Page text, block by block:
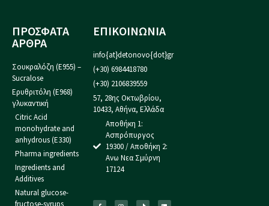
ΠΡΟΣΦΑΤΑ
ΑΡΘΡΑ
Σουκραλόζη (Ε955) –
Sucralose
Ερυθριτόλη (Ε968)
γλυκαντική
Citric Acid
monohydrate and
anhydrous (E330)
Pharma ingredients
Ingredients and
Additives
Natural glucose-
fructose-syrups
ΕΠΙΚΟΙΝΩΝΙΑ
info{at}detonovo{dot}gr
(+30) 6984418780
(+30) 2106839559
57, 28ης Οκτωβρίου,
10433, Αθήνα, Ελλάδα
Αποθήκη 1:
Ασπρόπυργος
19300 / Αποθήκη 2:
Ανω Νεα Σμύρνη
17124